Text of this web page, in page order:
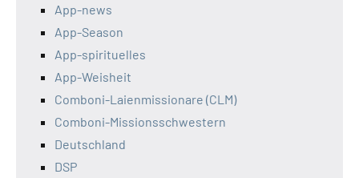
App-news
App-Season
App-spirituelles
App-Weisheit
Comboni-Laienmissionare (CLM)
Comboni-Missionsschwestern
Deutschland
DSP